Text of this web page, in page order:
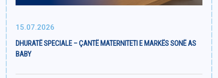
15.07.2026
DHURATË SPECIALE – ÇANTË MATERNITETI E MARKËS SONË AS
BABY